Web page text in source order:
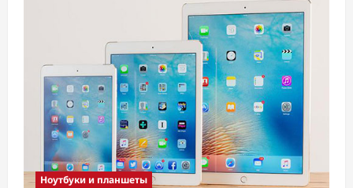
Ноутбуки и планшеты